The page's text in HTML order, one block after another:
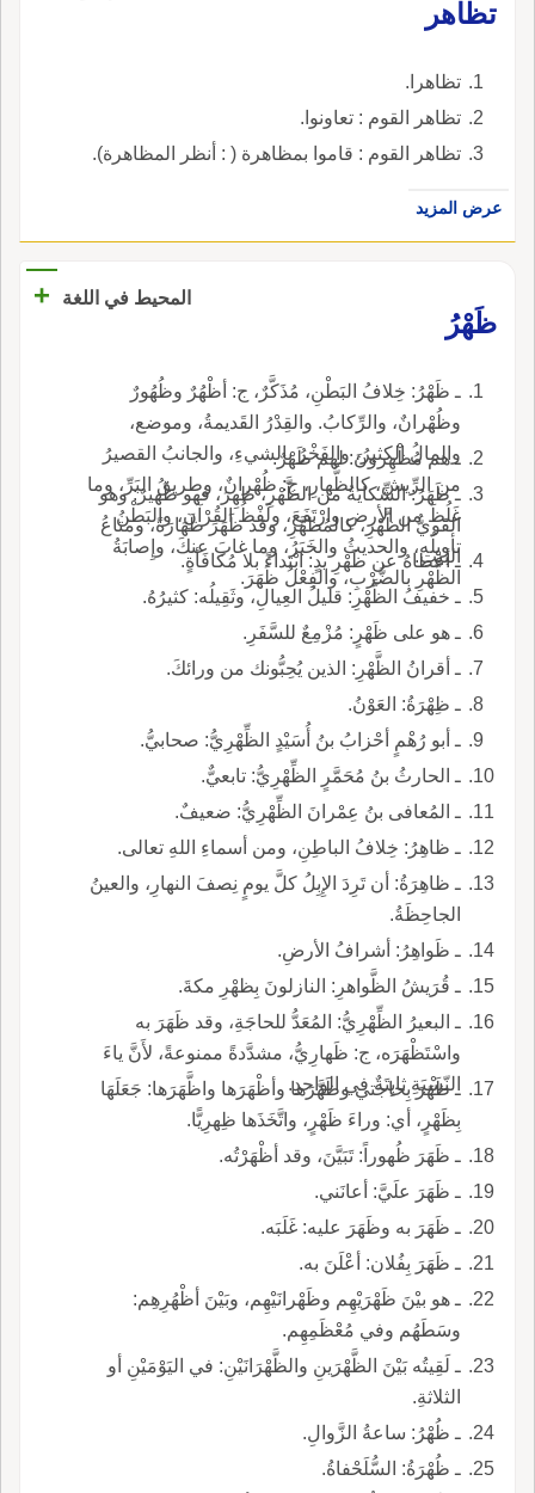
تظاهر
تظاهرا.
تظاهر القوم : تعاونوا.
تظاهر القوم : قاموا بمظاهرة ( : أنظر المظاهرة).
عرض المزيد
المحيط في اللغة
+
ظَهْرُ
ـ ظَهْرُ: خِلافُ البَطْنِ، مُذَكَّرٌ، ج: أظْهُرٌ وظُهُورٌ
وظُهْرانٌ، والرِّكابُ. والقِدْرُ القَديمةُ، وموضع،
والمالُ الكثيرُ، والفَخْرُ بالشيءِ، والجانبُ القصيرُ
من الرِّيشِ، كالظُّهارِ، ج: ظُهْرانٌ، وطريقُ البَرِّ، وما
غَلُظَ من الأرضِ وارْتَفَعَ، ولَفْظُ القُرْآنِ، والبَطْنُ
تأويلُه، والحديثُ والخَبَرُ، وما غابَ عنكَ، وإِصابَةُ
الظَّهْرِ بالضَّرْبِ، والفِعْلُ ظَهَرَ.
ـ هم مُظْهِرونَ: لهم ظَهْرٌ.
ـ ظَهَرُ: الشِّكايَةُ من الظَّهْرِ، ظهِرَ، فهو ظَهيرٌ: وهو
القَويُّ الظَّهْرِ، كالمُظهَّرِ، وقد ظَهَرَ ظَهَارَةً، ومتاعُ
البيتِ.
ـ أعْطاهُ عن ظَهْرِ يدٍ: ابْتداءً بلا مُكافَأةٍ.
ـ خفيفُ الظَّهْرِ: قليلُ العِيالِ، وثَقِيلُه: كثيرُهُ.
ـ هو على ظَهْرٍ: مُزْمِعٌ للسَّفَرِ.
ـ أقرانُ الظَّهْرِ: الذين يُحِبُّونك من ورائكَ.
ـ ظِهْرَةُ: العَوْنُ.
ـ أبو رُهْمٍ أحْزابُ بنُ أُسَيْدٍ الظِّهْرِيُّ: صحابيُّ.
ـ الحارثُ بنُ مُحَمَّرٍ الظِّهْرِيُّ: تابعيٌّ.
ـ المُعافى بنُ عِمْرانَ الظِّهْرِيُّ: ضعيفٌ.
ـ ظاهِرُ: خِلافُ الباطِنِ، ومن أسماءِ اللهِ تعالى.
ـ ظاهِرَةُ: أن تَرِدَ الإِبِلُ كلَّ يومٍ نِصفَ النهارِ، والعينُ
الجاحِظَةُ.
ـ ظَواهِرُ: أشرافُ الأرضِ.
ـ قُرَيشُ الظَّواهرِ: النازلونَ بِظهْرِ مكةَ.
ـ البعيرُ الظِّهْرِيُّ: المُعَدُّ للحاجَةِ، وقد ظَهَرَ به
واسْتَظْهَرَه، ج: ظَهارِيُّ، مشدَّدةً ممنوعةً، لأَنَّ ياءَ
النّسْبَةِ ثابِتَةٌ في الواحدِ.
ـ ظَهَرَ بِحاجتي وظَهَّرَها وأظْهَرَها واظَّهَرَها: جَعَلَهَا
بِظَهْرٍ، أي: وراءَ ظَهْرٍ، واتَّخَذَها ظِهرِيًّا.
ـ ظَهَرَ ظُهوراً: تَبَيَّنَ، وقد أظْهَرْتُه.
ـ ظَهَرَ علَيَّ: أعانَني.
ـ ظَهَرَ به وظَهَرَ عليه: غَلَبَه.
ـ ظَهَرَ بِفُلان: أعْلَنَ به.
ـ هو بيْنَ ظَهْرَيْهِم وظَهْرانَيْهِم، وبَيْنَ أظْهُرِهِم:
وسَطَهُم وفي مُعْظَمِهِم.
ـ لَقِيتُه بَيْنَ الظَّهْرَينِ والظَّهْرَانَيْنِ: في اليَوْمَيْنِ أو
الثلاثةِ.
ـ ظُهْرُ: ساعةُ الزَّوالِ.
ـ ظُهْرَةُ: السُّلَحْفاةُ.